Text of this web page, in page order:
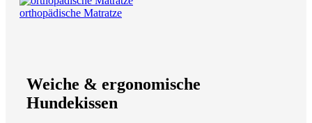
orthopädische Matratze
Weiche & ergonomische
Hundekissen